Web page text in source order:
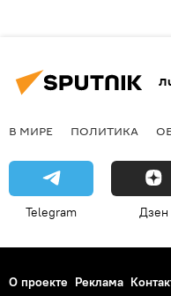
В МИРЕ ПОЛИТИКА
Telegram Дзен
О проекте Реклама